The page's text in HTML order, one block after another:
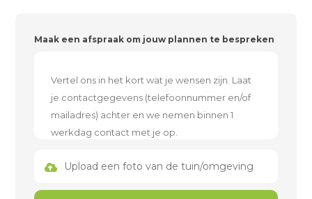
Maak een afspraak om jouw plannen te bespreken
Upload een foto van de tuin/omgeving